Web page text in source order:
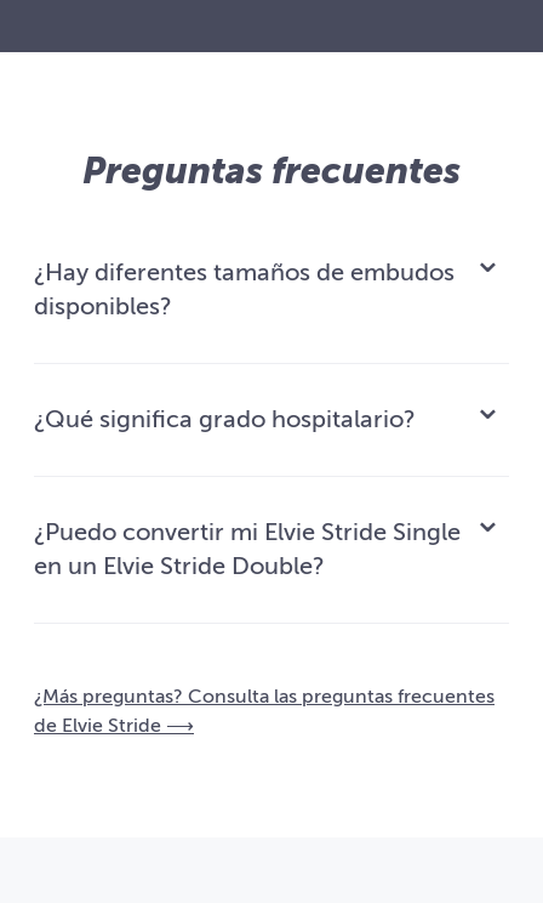
Preguntas frecuentes
¿Hay diferentes tamaños de embudos
disponibles?
¿Qué significa grado hospitalario?
¿Puedo convertir mi Elvie Stride Single
en un Elvie Stride Double?
¿Más preguntas? Consulta las preguntas frecuentes
de Elvie Stride ⟶